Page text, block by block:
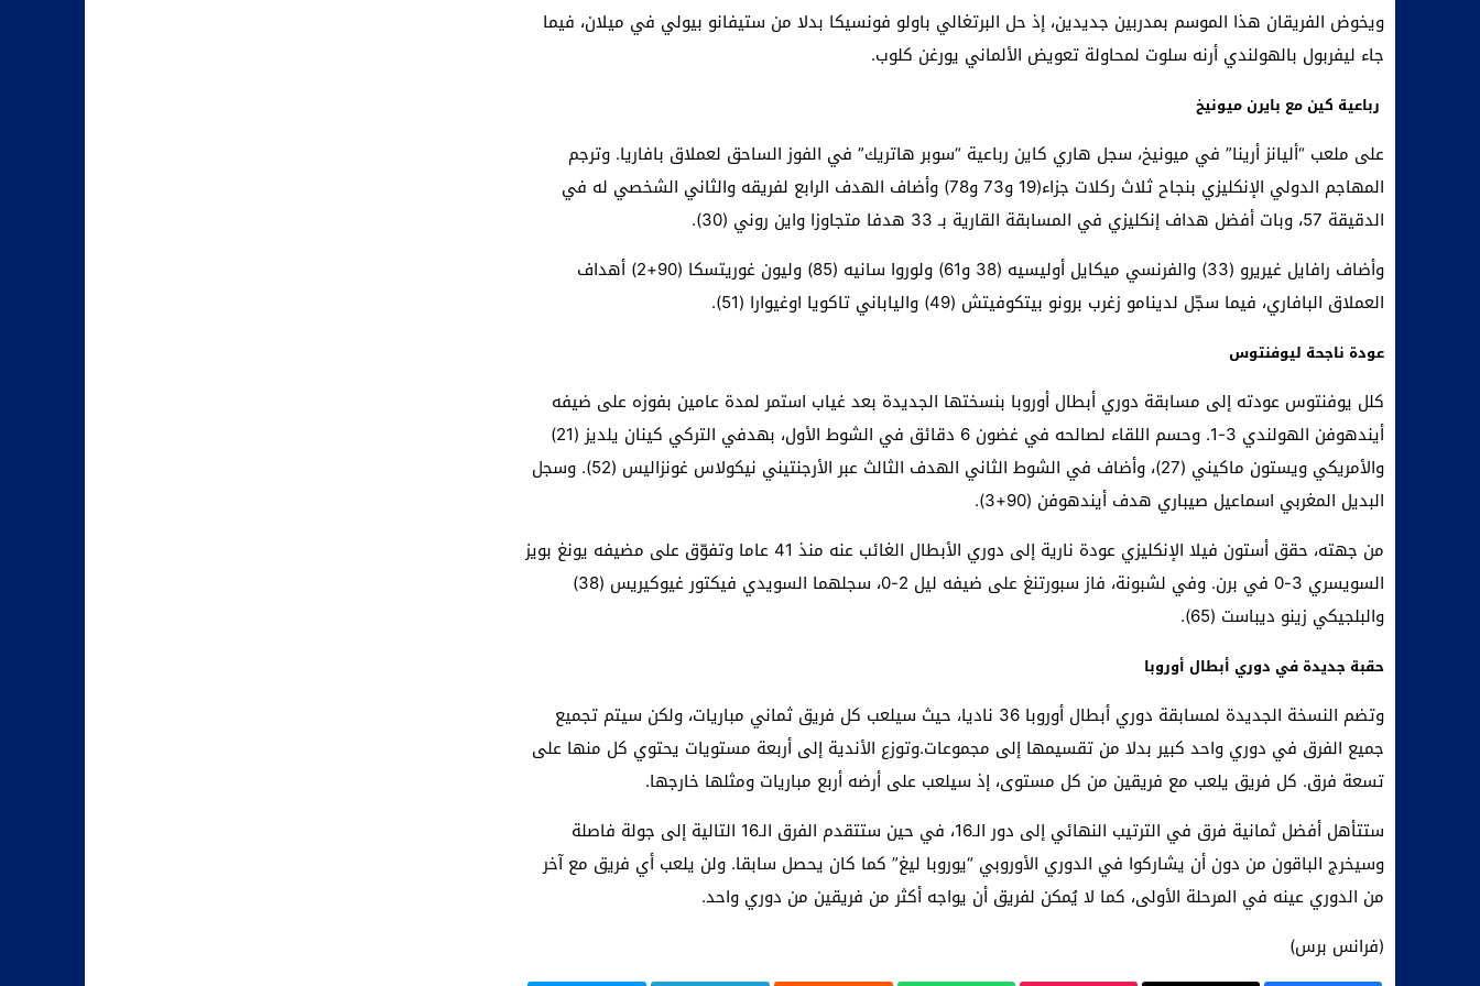
ويخوض الفريقان هذا الموسم بمدربين جديدين، إذ حل البرتغالي باولو فونسيكا بدلا من ستيفانو بيولي في ميلان، فيما
جاء ليفربول بالهولندي أرنه سلوت لمحاولة تعويض الألماني يورغن كلوب.
رباعية كين مع بايرن ميونيخ
على ملعب “أليانز أرينا” في ميونيخ، سجل هاري كاين رباعية “سوبر هاتريك” في الفوز الساحق لعملاق بافاريا. وترجم
المهاجم الدولي الإنكليزي بنجاح ثلاث ركلات جزاء(19 و73 و78) وأضاف الهدف الرابع لفريقه والثاني الشخصي له في
الدقيقة 57، وبات أفضل هداف إنكليزي في المسابقة القارية بـ 33 هدفا متجاوزا واين روني (30).
وأضاف رافايل غيريرو (33) والفرنسي ميكايل أوليسيه (38 و61) ولوروا سانيه (85) وليون غوريتسكا (90+2) أهداف
العملاق البافاري، فيما سجّل لدينامو زغرب برونو بيتكوفيتش (49) والياباني تاكويا اوغيوارا (51).
عودة ناجحة ليوفنتوس
كلل يوفنتوس عودته إلى مسابقة دوري أبطال أوروبا بنسختها الجديدة بعد غياب استمر لمدة عامين بفوزه على ضيفه
أيندهوفن الهولندي 3-1. وحسم اللقاء لصالحه في غضون 6 دقائق في الشوط الأول، بهدفي التركي كينان يلديز (21)
والأمريكي ويستون ماكيني (27)، وأضاف في الشوط الثاني الهدف الثالث عبر الأرجنتيني نيكولاس غونزاليس (52). وسجل
البديل المغربي اسماعيل صيباري هدف أيندهوفن (90+3).
من جهته، حقق أستون فيلا الإنكليزي عودة نارية إلى دوري الأبطال الغائب عنه منذ 41 عاما وتفوّق على مضيفه يونغ بويز
السويسري 3-0 في برن. وفي لشبونة، فاز سبورتنغ على ضيفه ليل 2-0، سجلهما السويدي فيكتور غيوكيريس (38)
والبلجيكي زينو ديباست (65).
حقبة جديدة في دوري أبطال أوروبا
وتضم النسخة الجديدة لمسابقة دوري أبطال أوروبا 36 ناديا، حيث سيلعب كل فريق ثماني مباريات، ولكن سيتم تجميع
جميع الفرق في دوري واحد كبير بدلا من تقسيمها إلى مجموعات.وتوزع الأندية إلى أربعة مستويات يحتوي كل منها على
تسعة فرق. كل فريق يلعب مع فريقين من كل مستوى، إذ سيلعب على أرضه أربع مباريات ومثلها خارجها.
ستتأهل أفضل ثمانية فرق في الترتيب النهائي إلى دور الـ16، في حين ستتقدم الفرق الـ16 التالية إلى جولة فاصلة
وسيخرج الباقون من دون أن يشاركوا في الدوري الأوروبي “يوروبا ليغ” كما كان يحصل سابقا. ولن يلعب أي فريق مع آخر
من الدوري عينه في المرحلة الأولى، كما لا يُمكن لفريق أن يواجه أكثر من فريقين من دوري واحد.
(فرانس برس)